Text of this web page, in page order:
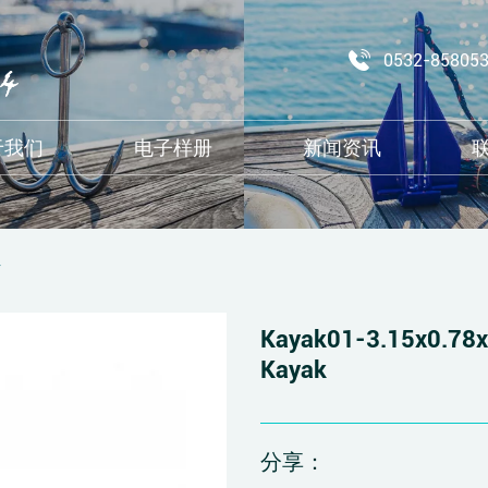
0532-
们 电子样册 新闻资讯
Kayak01-
Kayak
分享：